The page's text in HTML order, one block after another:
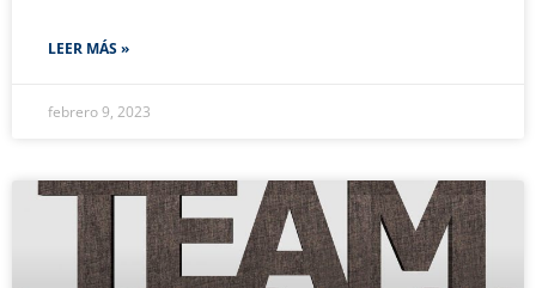
LEER MÁS »
febrero 9, 2023